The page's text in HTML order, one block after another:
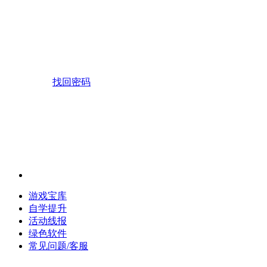
找回密码
游戏宝库
自学提升
活动线报
绿色软件
常见问题/客服